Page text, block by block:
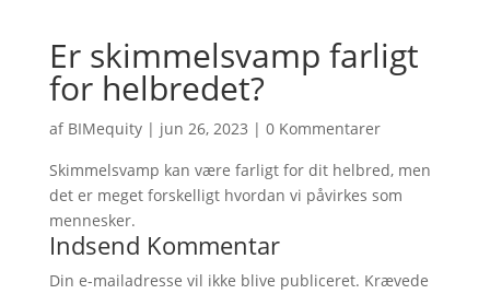
Er skimmelsvamp farligt
for helbredet?
af BIMequity| jun 26, 2023 | 0 Kommentarer
Skimmelsvamp kan være farligt for dit helbred, men
det er meget forskelligt hvordan vi påvirkes som
mennesker.
Indsend Kommentar
Din e-mailadresse vil ikke blive publiceret. Krævede